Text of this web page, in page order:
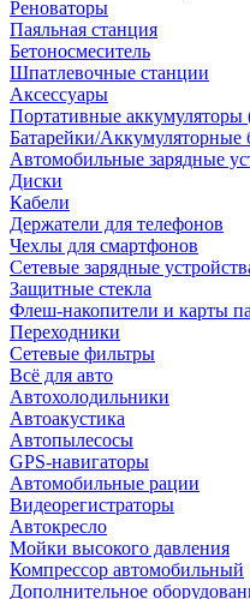
Реноваторы
Паяльная станция
Бетоносмеситель
Шпатлевочные станции
Аксессуары
Портативные аккумуляторы
Батарейки/Аккумуляторные
Автомобильные зарядные
Диски
Кабели
Держатели для телефонов
Чехлы для смартфонов
Сетевые зарядные
Защитные стекла
Флеш-накопители и карты
Переходники
Сетевые фильтры
Всё для авто
Автохолодильники
Автоакустика
Автопылесосы
GPS-навигаторы
Автомобильные рации
Видеорегистраторы
Автокресло
Мойки высокого давления
Компрессор автомобильный
Дополнительное